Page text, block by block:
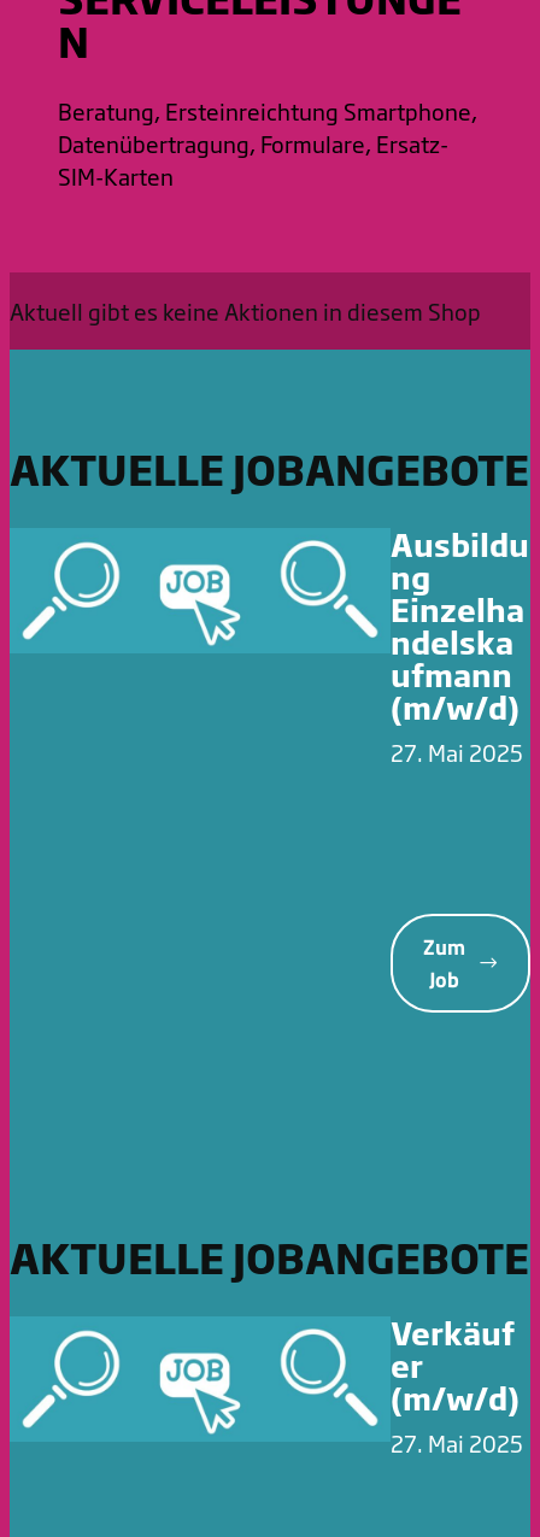
N
Beratung, Ersteinreichtung Smartphone,
Datenübertragung, Formulare, Ersatz-
SIM-Karten
Aktuell gibt es keine Aktionen in diesem Shop
AKTUELLE JOBANGEBOTE
Ausbildu
ng
Einzelha
ndelska
ufmann
(m/w/d)
27. Mai 2025
Zum
Job
AKTUELLE JOBANGEBOTE
Verkäuf
er
(m/w/d)
27. Mai 2025